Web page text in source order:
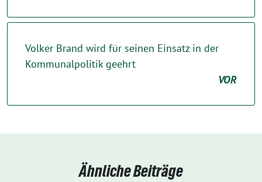
Volker Brand wird für seinen Einsatz in der
Kommunalpolitik geehrt
VOR
Ähnliche Beiträge